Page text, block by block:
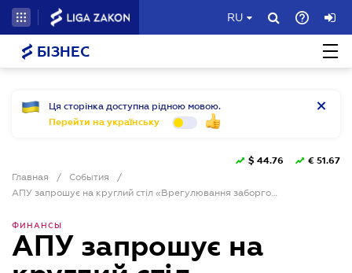
RU
БІЗНЕС
Ця сторінка доступна рідною мовою.
Перейти на українську
Главная / События
/
АПУ запрошує на круглий стіл «Врегулювання заборгованості фізосіб, які постраждали внаслідок війни — баланс інтересів боржників та кредиторів»
$ 44.76 € 51.67
ФИНАНСЫ
АПУ запрошує на